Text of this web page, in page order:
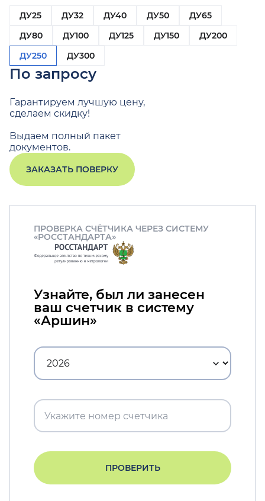
ДУ25
ДУ32 ДУ40 ДУ50
ДУ65
ДУ80
ДУ100 ДУ125 ДУ150
ДУ200
ДУ250
ДУ300
По запросу
Гарантируем лучшую цену,
сделаем скидку!
Выдаем полный пакет
документов.
ЗАКАЗАТЬ ПОВЕРКУ
ПРОВЕРКА СЧЁТЧИКА ЧЕРЕЗ СИСТЕМУ
«РОССТАНДАРТА»
Узнайте, был ли занесен
ваш счетчик в систему
«Аршин»
ПРОВЕРИТЬ